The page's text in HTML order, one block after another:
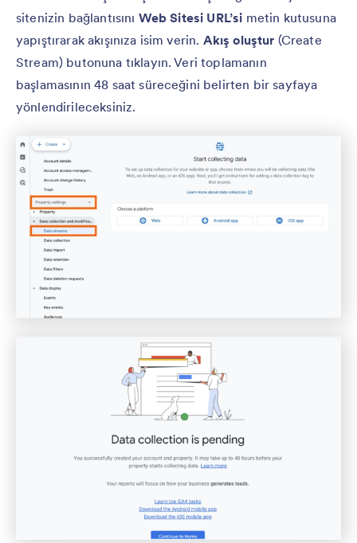
sitenizin bağlantısını Web Sitesi URL’si metin kutusuna
yapıştırarak akışınıza isim verin. Akış oluştur (Create
Stream) butonuna tıklayın. Veri toplamanın
başlamasının 48 saat süreceğini belirten bir sayfaya
yönlendirileceksiniz.